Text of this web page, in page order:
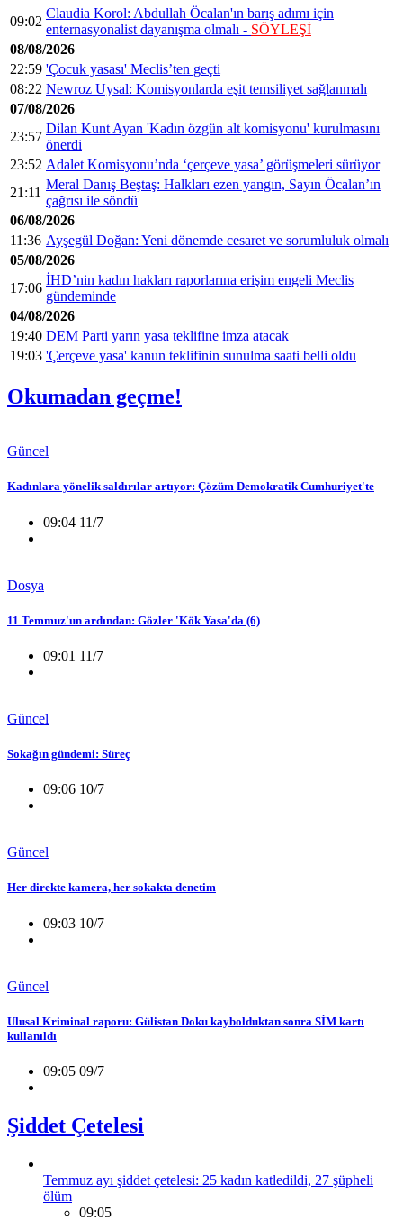
09:02
Claudia Korol: Abdullah Öcalan'ın barış adımı için
enternasyonalist dayanışma olmalı - SÖYLEŞİ
08/08/2026
22:59 'Çocuk yasası' Meclis’ten geçti
08:22 Newroz Uysal: Komisyonlarda eşit temsiliyet sağlanmalı
07/08/2026
23:57
Dilan Kunt Ayan 'Kadın özgün alt komisyonu' kurulmasını
önerdi
23:52 Adalet Komisyonu’nda ‘çerçeve yasa’ görüşmeleri sürüyor
21:11
Meral Danış Beştaş: Halkları ezen yangın, Sayın Öcalan’ın
çağrısı ile söndü
06/08/2026
11:36 Ayşegül Doğan: Yeni dönemde cesaret ve sorumluluk olmalı
05/08/2026
17:06
İHD’nin kadın hakları raporlarına erişim engeli Meclis
gündeminde
04/08/2026
19:40 DEM Parti yarın yasa teklifine imza atacak
19:03 'Çerçeve yasa' kanun teklifinin sunulma saati belli oldu
Okumadan geçme!
Güncel
Kadınlara yönelik saldırılar artıyor: Çözüm Demokratik Cumhuriyet'te
09:04 11/7
Dosya
11 Temmuz'un ardından: Gözler 'Kök Yasa'da (6)
09:01 11/7
Güncel
Sokağın gündemi: Süreç
09:06 10/7
Güncel
Her direkte kamera, her sokakta denetim
09:03 10/7
Güncel
Ulusal Kriminal raporu: Gülistan Doku kaybolduktan sonra SİM kartı
kullanıldı
09:05 09/7
Şiddet Çetelesi
Temmuz ayı şiddet çetelesi: 25 kadın katledildi, 27 şüpheli
ölüm
09:05